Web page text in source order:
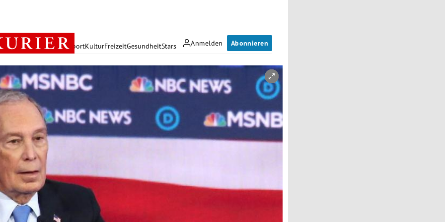
Anmelden Abonnieren
PolitikWirtschaft SportKulturFreizeitGesundheitStars